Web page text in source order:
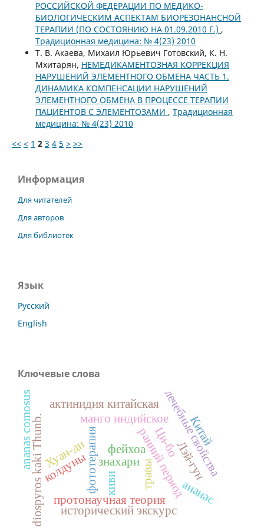
РОССИЙСКОЙ ФЕДЕРАЦИИ ПО МЕДИКО-
БИОЛОГИЧЕСКИМ АСПЕКТАМ БИОРЕЗОНАНСНОЙ
ТЕРАПИИ (ПО СОСТОЯНИЮ НА 01.09.2010 Г.) ,
Традиционная медицина: № 4(23) 2010
Т. В. Акаева, Михаил Юрьевич Готовский, К. Н.
Мхитарян, НЕМЕДИКАМЕНТОЗНАЯ КОРРЕКЦИЯ
НАРУШЕНИЙ ЭЛЕМЕНТНОГО ОБМЕНА ЧАСТЬ 1.
ДИНАМИКА КОМПЕНСАЦИИ НАРУШЕНИЙ
ЭЛЕМЕНТНОГО ОБМЕНА В ПРОЦЕССЕ ТЕРАПИИ
ПАЦИЕНТОВ С ЭЛЕМЕНТОЗАМИ , Традиционная
медицина: № 4(23) 2010
<< < 1 2 3 4 5 > >>
Информация
Для читателей
Для авторов
Для библиотек
Язык
Русский
English
Ключевые слова
фототерапия
манго индийское
Хуан-ди
протонаучная теория
ранний периодлечебные свойства
diospyros kaki Тhunb. фейхоа Лэй-гун
актинидия китайская
киви
ananas comosus
ананас
исторический экскурс
Ци-бо Китай
знахари
колдуны травы